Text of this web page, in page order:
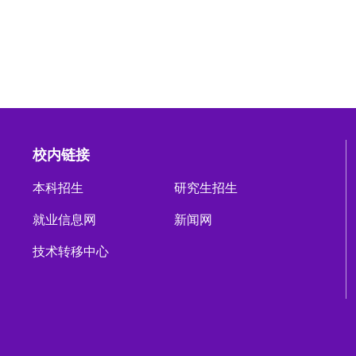
校内链接
本科招生
研究生招生
就业信息网
新闻网
技术转移中心